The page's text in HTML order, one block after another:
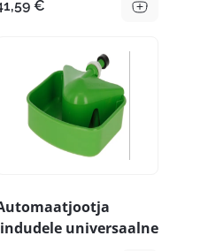
€
universaalne